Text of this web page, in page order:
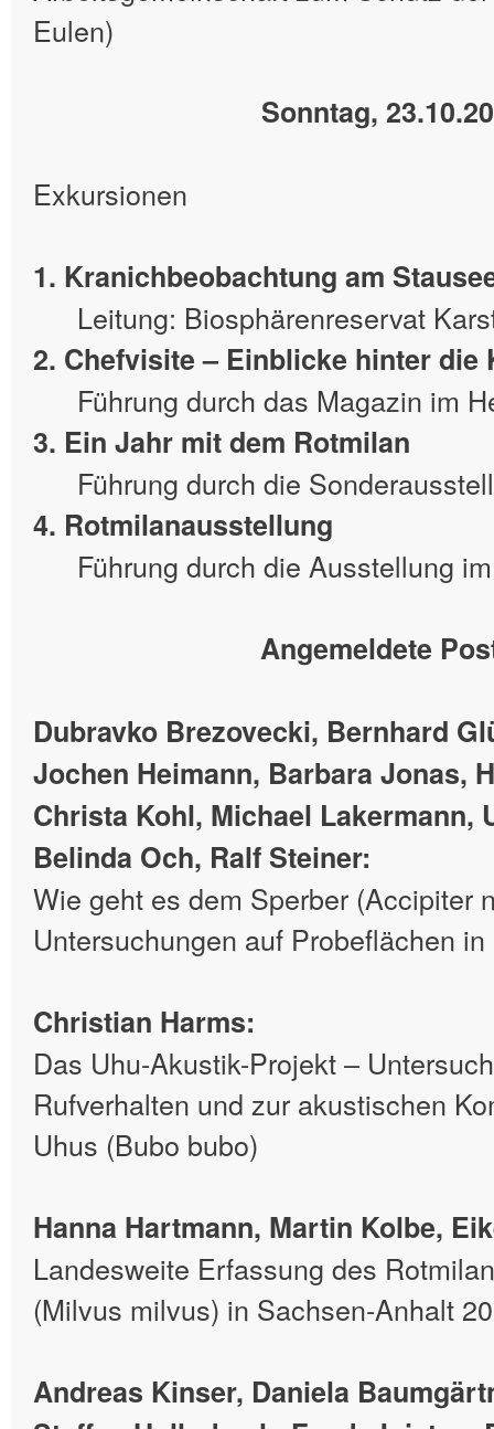
Eulen)
Sonntag,
Exkursionen
1. Kranichbeobachtung am
Leitung: Biosphärenreservat
2. Chefvisite – Einblicke hinter die
Führung durch das Magazin im
3. Ein Jahr mit dem Rotmilan
Führung durch die
4. Rotmilanausstellung
Führung durch die Ausstellung
Angemeldete
Dubravko Brezovecki, Bernhard
Jochen Heimann, Barbara Jonas,
Christa Kohl, Michael Lakermann,
Belinda Och, Ralf Steiner:
Wie geht es dem Sperber (Accipiter
Untersuchungen auf Probeflächen
Christian Harms:
Das Uhu-Akustik-Projekt –
Rufverhalten und zur akustischen
Uhus (Bubo bubo)
Hanna Hartmann, Martin Kolbe,
Landesweite Erfassung des
(Milvus milvus) in Sachsen-Anhalt
Andreas Kinser, Daniela